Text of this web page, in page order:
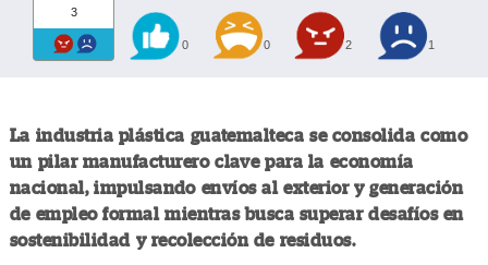
3
0 0 2 1
La industria plástica guatemalteca se consolida como
un pilar manufacturero clave para la economía
nacional, impulsando envíos al exterior y generación
de empleo formal mientras busca superar desafíos en
sostenibilidad y recolección de residuos.